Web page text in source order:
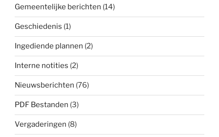
Gemeentelijke berichten (14)
Geschiedenis (1)
Ingediende plannen (2)
Interne notities (2)
Nieuwsberichten (76)
PDF Bestanden (3)
Vergaderingen (8)